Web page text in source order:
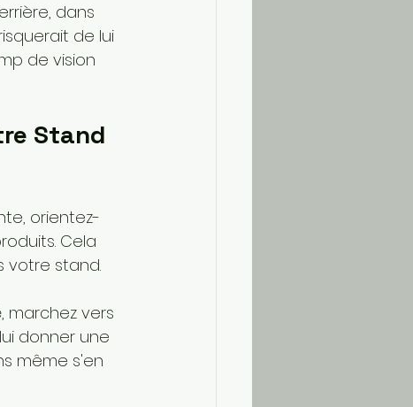
dans
de lui
de vision
Stand
orientez-
Cela
votre stand.
marchez vers
donner une
même s'en